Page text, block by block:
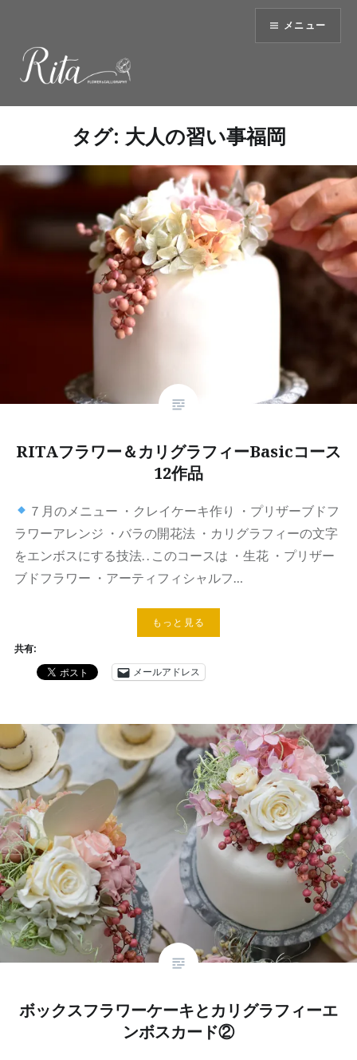
へ
ッ
メニュー
タグ: 大人の習い事福岡
RITAフラワー＆カリグラフィーBasicコース
12作品
７月のメニュー ・クレイケーキ作り ・プリザーブドフ
ラワーアレンジ ・バラの開花法 ・カリグラフィーの文字
をエンボスにする技法. . このコースは ・生花 ・プリザー
ブドフラワー ・アーティフィシャルフ…
もっと見る
共有:
メールアドレス
ボックスフラワーケーキとカリグラフィーエ
ンボスカード②